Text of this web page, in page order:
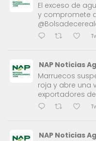
El exceso de
y compromete
NAP Noticias
Marruecos
roja y abre una
exportadores
NAP Noticias